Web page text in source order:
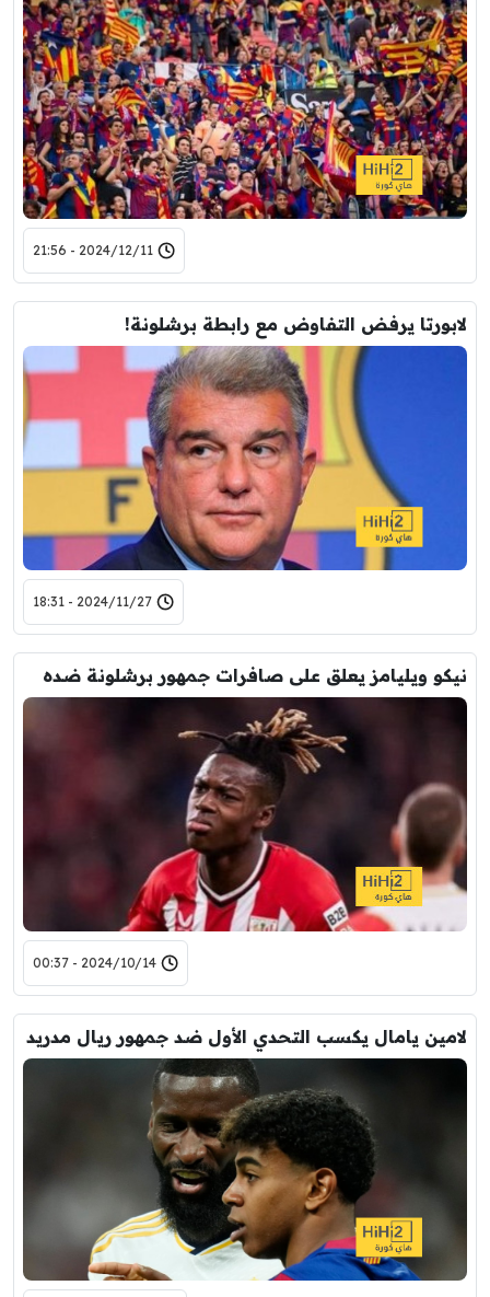
2024/12/11 - 21:56
لابورتا يرفض التفاوض مع رابطة برشلونة!
2024/11/27 - 18:31
نيكو ويليامز يعلق على صافرات جمهور برشلونة ضده
2024/10/14 - 00:37
لامين يامال يكسب التحدي الأول ضد جمهور ريال مدريد